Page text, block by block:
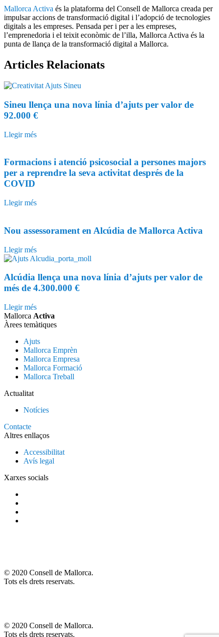
Mallorca Activa és la plataforma del Consell de Mallorca creada per
impulsar accions de transformació digital i l’adopció de tecnologies
digitals a les empreses. Pensada per i per a les empreses,
l’emprenedoria i el teixit econòmic de l’illa, Mallorca Activa és la
punta de llança de la transformació digital a Mallorca.
Articles Relacionats
Sineu llença una nova línia d’ajuts per valor de
92.000 €
Llegir més
Formacions i atenció psicosocial a persones majors
per a reprendre la seva activitat després de la
COVID
Llegir més
Nou assessorament en Alcúdia de Mallorca Activa
Llegir més
Alcúdia llença una nova línia d’ajuts per valor de
més de 4.300.000 €
Llegir més
Mallorca Activa
Àrees temàtiques
Ajuts
Mallorca Emprèn
Mallorca Empresa
Mallorca Formació
Mallorca Treball
Actualitat
Notícies
Contacte
Altres enllaços
Accessibilitat
Avís legal
Xarxes socials
© 2020 Consell de Mallorca.
Tots els drets reservats.
© 2020 Consell de Mallorca.
Tots els drets reservats.